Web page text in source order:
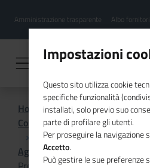
contenuto
Menu
hamburgher
Amministrazione trasparente Albo fornitori
Home
Comunicazione istituzionale per
Agenda
Impostazioni
Questo sito utilizza cookie
specifiche funzionalità
installati, solo previo suo
parte di profilare gli utenti.
Per proseguire la navigazione
Accetto.
Può gestire le sue preferenze